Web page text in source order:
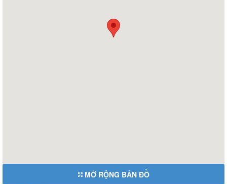
MỞ RỘNG BẢN ĐỒ